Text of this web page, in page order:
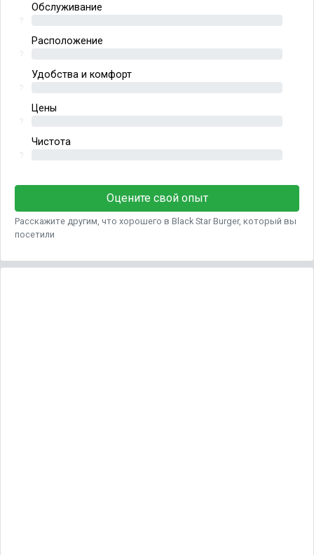
Обслуживание
?
Расположение
?
Удобства и комфорт
?
Цены
?
Чистота
?
Оцените свой опыт
Расскажите другим, что хорошего в Black Star Burger, который вы
посетили